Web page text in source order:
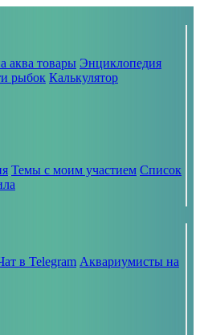
аква товары Энциклопедия
рыбок Калькулятор
Темы с моим участием Список
в Telegram Аквариумисты на